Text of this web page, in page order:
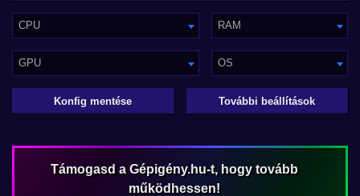
CPU RAM
GPU OS
Konfig mentése További beállítások
Támogasd a Gépigény.hu-t, hogy tovább
működhessen!